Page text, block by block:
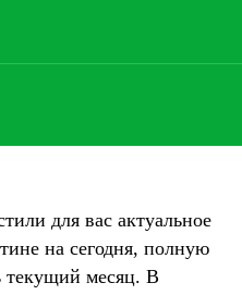
для вас актуальное
на сегодня, полную
текущий месяц. В